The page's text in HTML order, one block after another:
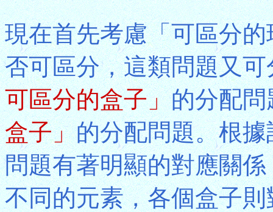
現在首先考慮「可區分
否可區分，這類問題又
可區分的盒子」的分配問
盒子」的分配問題。根
問題有著明顯的對應關
不同的元素，各個盒子